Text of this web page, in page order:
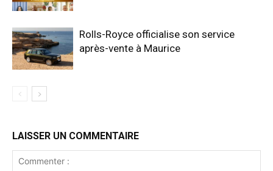
Rolls-Royce officialise son service
après-vente à Maurice
LAISSER UN COMMENTAIRE